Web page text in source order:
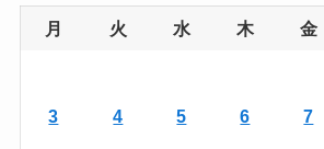
e
月 火 水 木 金
3 4 5 6 7